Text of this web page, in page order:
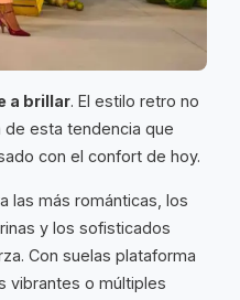
a brillar. El estilo retro no
esta tendencia que
con el confort de hoy.
las más románticas, los
y los sofisticados
Con suelas plataforma
vibrantes o múltiples